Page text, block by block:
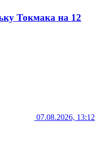
Токмака на 12
07.08.2026, 13:12